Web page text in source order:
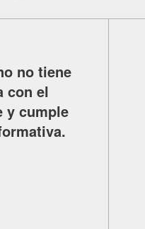
no tiene
con el
y cumple